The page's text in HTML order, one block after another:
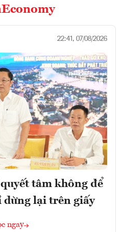
22:41, 07/08/2026
tâm không để
dừng lại trên giấy
ngay